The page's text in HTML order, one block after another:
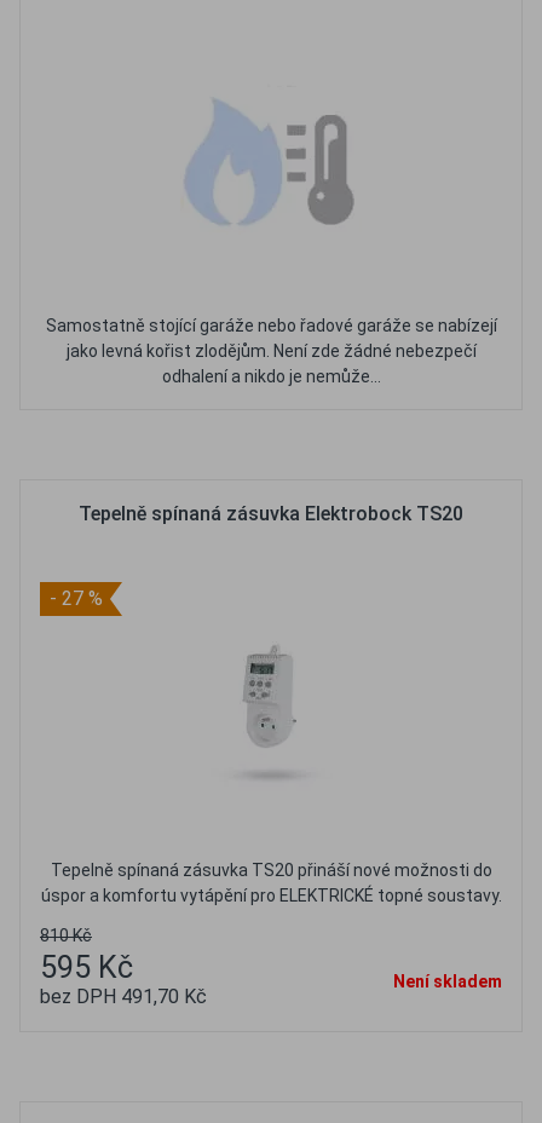
Samostatně stojící garáže nebo řadové garáže se nabízejí
jako levná kořist zlodějům. Není zde žádné nebezpečí
odhalení a nikdo je nemůže...
Tepelně spínaná zásuvka Elektrobock TS20
- 27 %
Tepelně spínaná zásuvka TS20 přináší nové možnosti do
úspor a komfortu vytápění pro ELEKTRICKÉ topné soustavy.
810 Kč
595 Kč
bez DPH 491,70 Kč
Není skladem